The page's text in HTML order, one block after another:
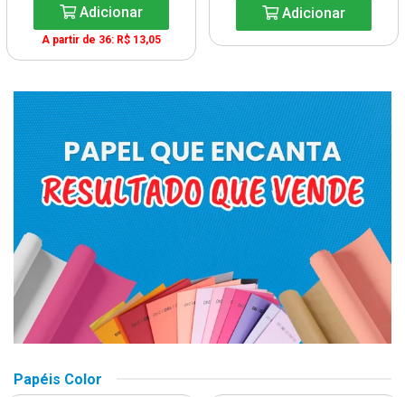
Adicionar
A partir de 36: R$ 13,05
Adicionar
Papéis Color